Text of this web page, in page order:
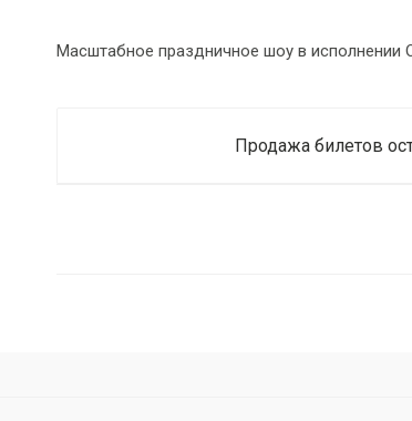
Масштабное праздничное шоу в
Продажа билетов